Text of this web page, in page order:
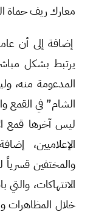
معارك ريف حماة
إضافة إلى أن
يرتبط بشكل
المدعومة منه،
الشام” في القمع
ليس آخرها قمع
الإعلاميين،
والمختفين قسرياً
الانتهاكات،
خلال المظاهرات